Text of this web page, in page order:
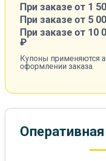
При заказе от 1
При заказе от 5
При заказе от 10
₽
Купоны применяются
оформлении заказа.